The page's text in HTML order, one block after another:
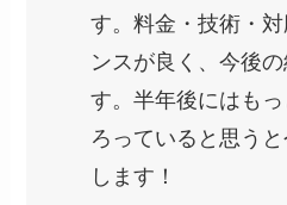
す。料金・技術・
ンスが良く、今後
す。半年後にはも
ろっていると思う
します！